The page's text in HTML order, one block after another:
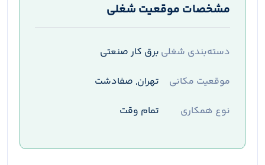
مشخصات موقعیت شغلی
دسته‌بندی شغلی برق کار صنعتی
موقعیت مکانی
تهران, صفادشت
نوع همکاری
تمام وقت